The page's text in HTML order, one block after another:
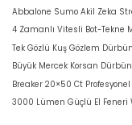
Abbalone Sumo Akil Zeka
4 Zamanlı Vitesli Bot-Tekne
Tek Gözlü Kuş Gözlem
Büyük Mercek Korsan
Breaker 20×50 Ct
3000 Lümen Güçlü El Feneri